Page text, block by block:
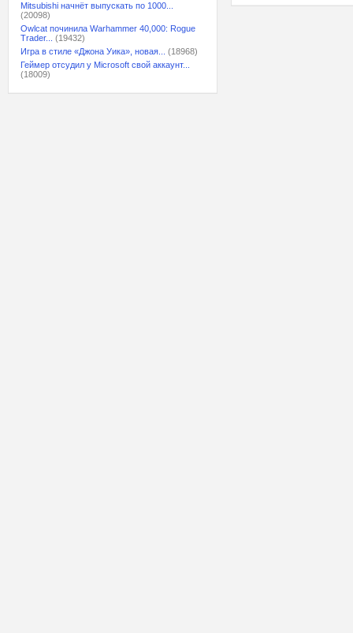
Mitsubishi начнёт выпускать по 1000...
(20098)
Owlcat починила Warhammer 40,000: Rogue
Trader...
(19432)
Игра в стиле «Джона Уика», новая...
(18968)
Геймер отсудил у Microsoft свой аккаунт...
(18009)